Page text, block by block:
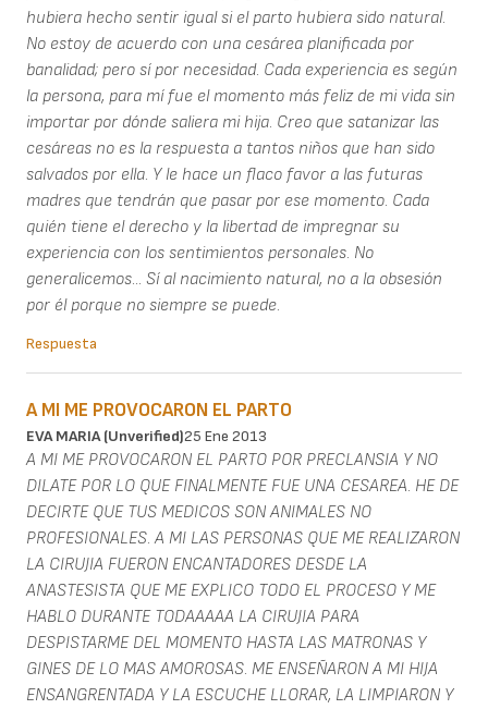
hubiera hecho sentir igual si el parto hubiera sido natural.
No estoy de acuerdo con una cesárea planificada por
banalidad; pero sí por necesidad. Cada experiencia es según
la persona, para mí fue el momento más feliz de mi vida sin
importar por dónde saliera mi hija. Creo que satanizar las
cesáreas no es la respuesta a tantos niños que han sido
salvados por ella. Y le hace un flaco favor a las futuras
madres que tendrán que pasar por ese momento. Cada
quién tiene el derecho y la libertad de impregnar su
experiencia con los sentimientos personales. No
generalicemos... Sí al nacimiento natural, no a la obsesión
por él porque no siempre se puede.
Respuesta
A MI ME PROVOCARON EL PARTO
EVA MARIA (unverified)25 Ene 2013
A MI ME PROVOCARON EL PARTO POR PRECLANSIA Y NO
DILATE POR LO QUE FINALMENTE FUE UNA CESAREA. HE DE
DECIRTE QUE TUS MEDICOS SON ANIMALES NO
PROFESIONALES. A MI LAS PERSONAS QUE ME REALIZARON
LA CIRUJIA FUERON ENCANTADORES DESDE LA
ANASTESISTA QUE ME EXPLICO TODO EL PROCESO Y ME
HABLO DURANTE TODAAAAA LA CIRUJIA PARA
DESPISTARME DEL MOMENTO HASTA LAS MATRONAS Y
GINES DE LO MAS AMOROSAS. ME ENSEÑARON A MI HIJA
ENSANGRENTADA Y LA ESCUCHE LLORAR, LA LIMPIARON Y